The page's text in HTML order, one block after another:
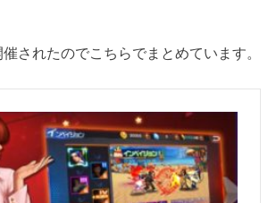
されたのでこちらでまとめています。